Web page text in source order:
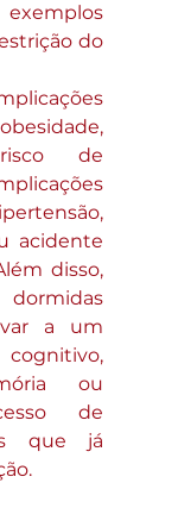
do
de
acidente
disso,
a um
ou
de
que já